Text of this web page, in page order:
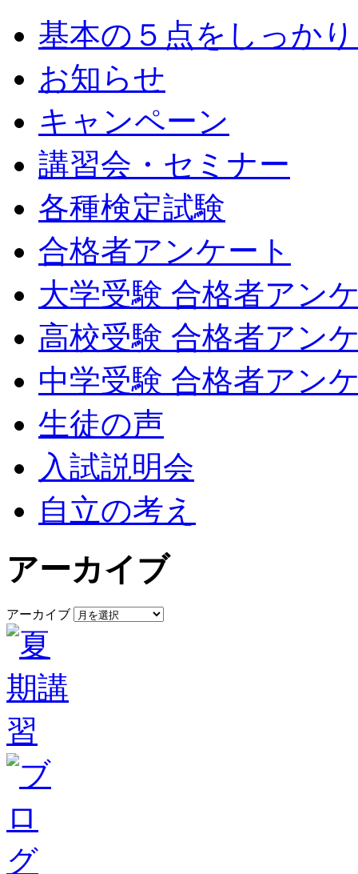
基本の５点をしっか
お知らせ
キャンペーン
講習会・セミナー
各種検定試験
合格者アンケート
大学受験 合格者アン
高校受験 合格者アン
中学受験 合格者アン
生徒の声
入試説明会
自立の考え
アーカイブ
アーカイブ